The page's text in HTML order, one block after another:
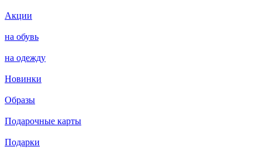
Акции
на обувь
на одежду
Новинки
Образы
Подарочные карты
Подарки